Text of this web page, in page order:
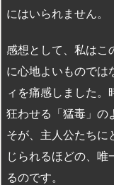
にはいられません。
感想として、私はこ
に心地よいものでは
ィを痛感しました
狂わせる「猛毒」の
そが、主人公たちに
じられるほどの、
るのです。